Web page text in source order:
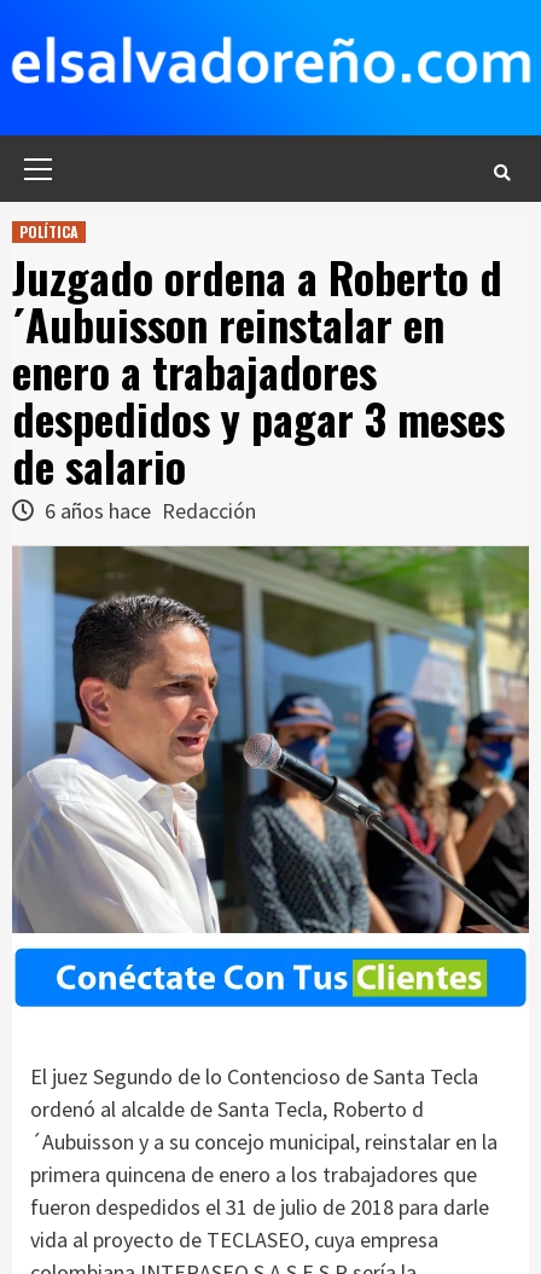
contenido
POLÍTICA
Juzgado ordena a Roberto d
´Aubuisson reinstalar en
enero a trabajadores
despedidos y pagar 3 meses
de salario
6 años hace Redacción
El juez Segundo de lo Contencioso de Santa Tecla
ordenó al alcalde de Santa Tecla, Roberto d
´Aubuisson y a su concejo municipal, reinstalar en la
primera quincena de enero a los trabajadores que
fueron despedidos el 31 de julio de 2018 para darle
vida al proyecto de TECLASEO, cuya empresa